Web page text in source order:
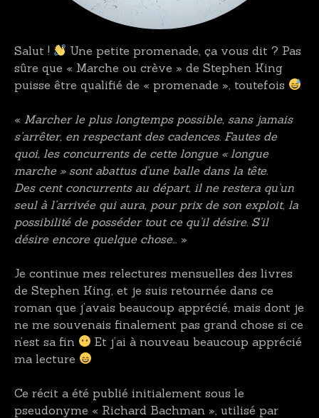
Salut !
Une petite promenade, ça vous dit ? Pas
sûre que « Marche ou crève » de Stephen King
puisse être qualifié de « promenade », toutefois
« Marcher le plus longtemps possible, sans jamais
s’arrêter, en respectant des cadences. Fautes de
quoi, les concurrents de cette longue « longue
marche » sont abattus d’une balle dans la tête.
Des cent concurrents au départ, il ne restera qu’un
seul à l’arrivée qui aura, pour prix de son exploit, la
possibilité de posséder tout ce qu’il désire. S’il
désire encore quelque chose … »
Je continue mes relectures mensuelles des livres
de Stephen King, et je suis retournée dans ce
roman que j’avais beaucoup apprécié, mais dont je
ne me souvenais finalement pas grand chose si ce
n’est sa fin
Et j’ai à nouveau beaucoup apprécié
ma lecture
Ce récit a été publié initialement sous le
pseudonyme « Richard Bachman », utilisé par